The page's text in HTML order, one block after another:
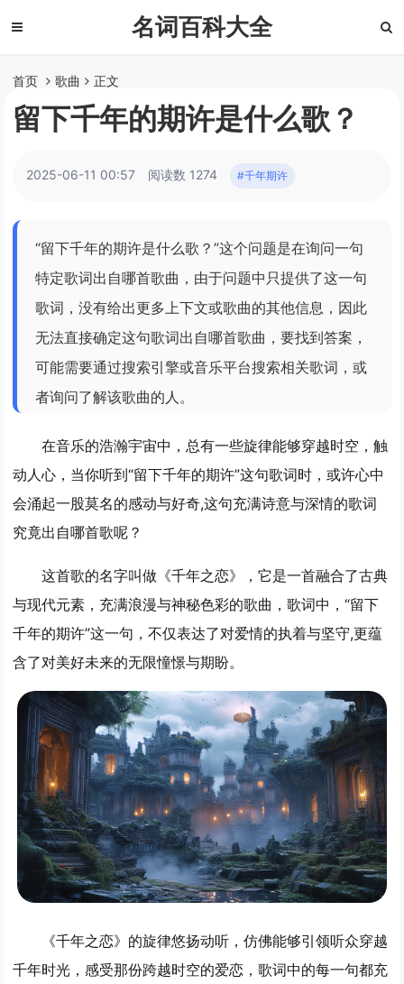
名词百科大全
首页 歌曲 正文
留下千年的期许是什么歌？
2025-06-11 00:57 阅读数 1274 #千年期许
“留下千年的期许是什么歌？”这个问题是在询问一句
特定歌词出自哪首歌曲，由于问题中只提供了这一句
歌词，没有给出更多上下文或歌曲的其他信息，因此
无法直接确定这句歌词出自哪首歌曲，要找到答案，
可能需要通过搜索引擎或音乐平台搜索相关歌词，或
者询问了解该歌曲的人。
在音乐的浩瀚宇宙中，总有一些旋律能够穿越时空，触
动人心，当你听到“留下千年的期许”这句歌词时，或许心中
会涌起一股莫名的感动与好奇,这句充满诗意与深情的歌词
究竟出自哪首歌呢？
这首歌的名字叫做《千年之恋》，它是一首融合了古典
与现代元素，充满浪漫与神秘色彩的歌曲，歌词中，“留下
千年的期许”这一句，不仅表达了对爱情的执着与坚守,更蕴
含了对美好未来的无限憧憬与期盼。
《千年之恋》的旋律悠扬动听，仿佛能够引领听众穿越
千年时光，感受那份跨越时空的爱恋，歌词中的每一句都充